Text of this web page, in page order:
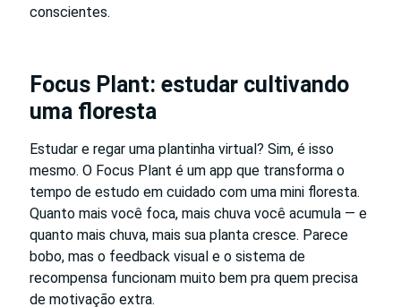
conscientes.
Focus Plant: estudar cultivando
uma floresta
Estudar e regar uma plantinha virtual? Sim, é isso
mesmo. O Focus Plant é um app que transforma o
tempo de estudo em cuidado com uma mini floresta.
Quanto mais você foca, mais chuva você acumula — e
quanto mais chuva, mais sua planta cresce. Parece
bobo, mas o feedback visual e o sistema de
recompensa funcionam muito bem pra quem precisa
de motivação extra.